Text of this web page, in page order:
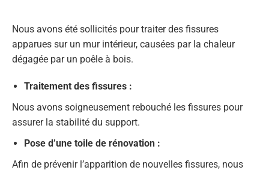
Nous avons été sollicités pour traiter des fissures
apparues sur un mur intérieur, causées par la chaleur
dégagée par un poêle à bois.
Traitement des fissures :
Nous avons soigneusement rebouché les fissures pour
assurer la stabilité du support.
Pose d’une toile de rénovation :
Afin de prévenir l’apparition de nouvelles fissures, nous